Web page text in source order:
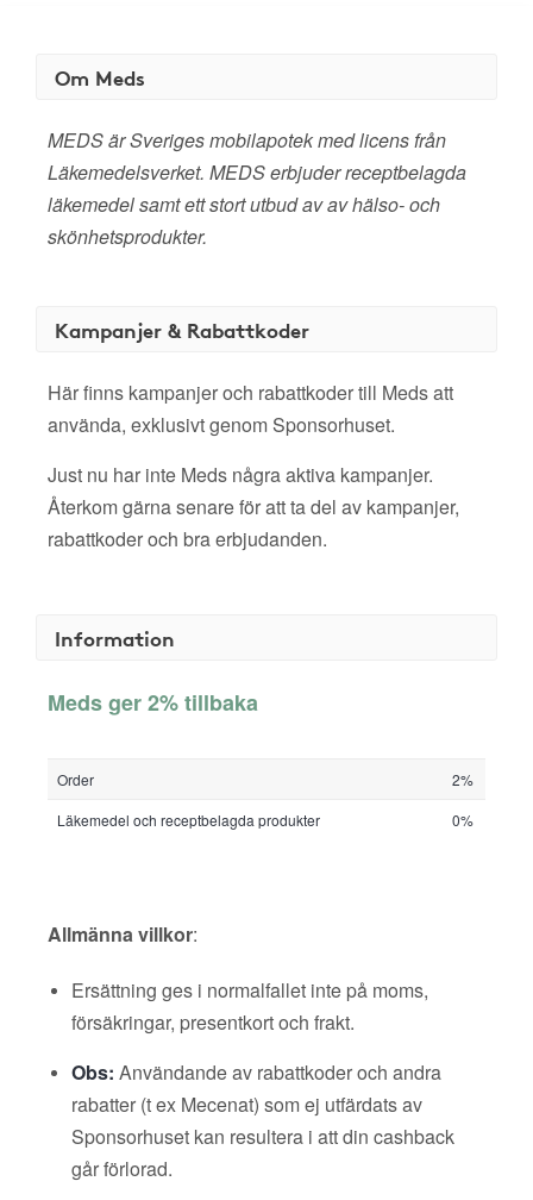
Om Meds
MEDS är Sveriges mobilapotek med licens från
Läkemedelsverket. MEDS erbjuder receptbelagda
läkemedel samt ett stort utbud av av hälso- och
skönhetsprodukter.
Kampanjer & Rabattkoder
Här finns kampanjer och rabattkoder till Meds att
använda, exklusivt genom Sponsorhuset.
Just nu har inte Meds några aktiva kampanjer.
Återkom gärna senare för att ta del av kampanjer,
rabattkoder och bra erbjudanden.
Information
Meds ger 2% tillbaka
Order
2%
Läkemedel och receptbelagda produkter
0%
Allmänna villkor:
Ersättning ges i normalfallet inte på moms,
försäkringar, presentkort och frakt.
Obs: Användande av rabattkoder och andra
rabatter (t ex Mecenat) som ej utfärdats av
Sponsorhuset kan resultera i att din cashback
går förlorad.